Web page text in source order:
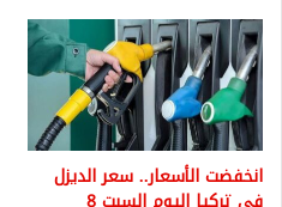
انخفضت الأسعار.. سعر الديزل